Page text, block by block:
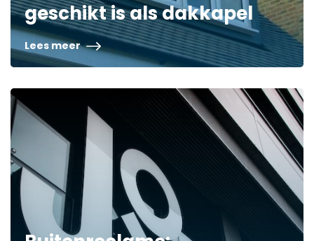
geschikt is als dakkapel
Lees meer